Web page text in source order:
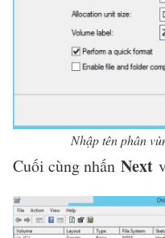
Nhập tên phân
Cuối cùng nhấn Next